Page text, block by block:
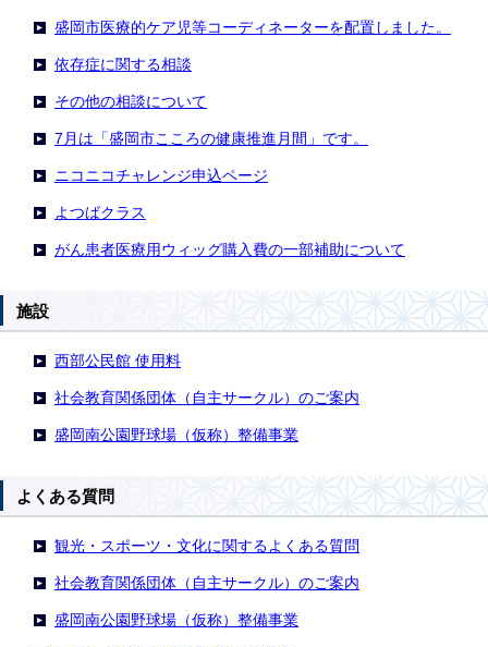
盛岡市医療的ケア児等コーディネーターを配置しました。
依存症に関する相談
その他の相談について
7月は「盛岡市こころの健康推進月間」です。
ニコニコチャレンジ申込ページ
よつばクラス
がん患者医療用ウィッグ購入費の一部補助について
施設
西部公民館 使用料
社会教育関係団体（自主サークル）のご案内
盛岡南公園野球場（仮称）整備事業
よくある質問
観光・スポーツ・文化に関するよくある質問
社会教育関係団体（自主サークル）のご案内
盛岡南公園野球場（仮称）整備事業